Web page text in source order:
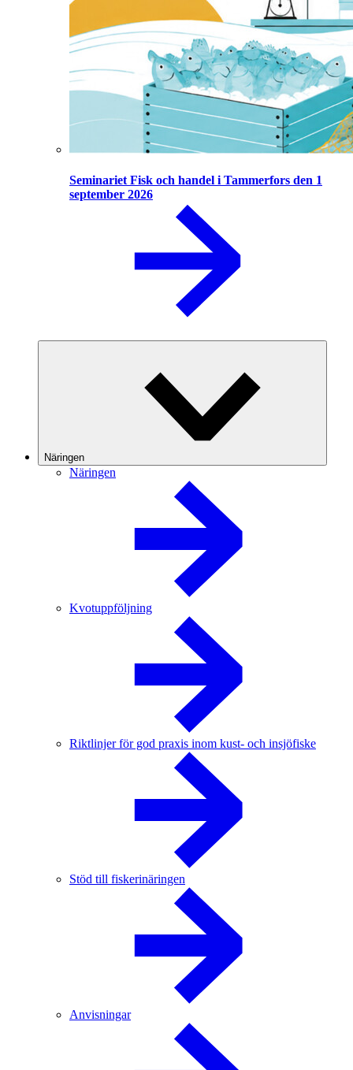
Seminariet Fisk och handel i Tammerfors den 1
september 2026
Näringen
Näringen
Kvotuppföljning
Riktlinjer för god praxis inom kust- och insjöfiske
Stöd till fiskerinäringen
Anvisningar